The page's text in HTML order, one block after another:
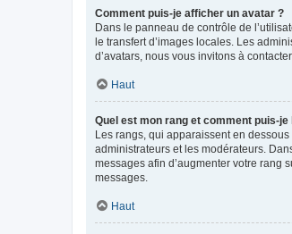
Comment puis-je afficher un avatar ?
Dans le panneau de contrôle de
le transfert d’images locales. Les
d’avatars, nous vous invitons à
Haut
Quel est mon rang et comment puis-je
Les rangs, qui apparaissent en
administrateurs et les modérateurs.
messages afin d’augmenter votre rang
messages.
Haut